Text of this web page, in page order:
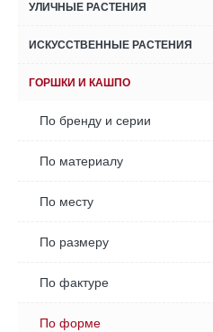
УЛИЧНЫЕ РАСТЕНИЯ
ИСКУССТВЕННЫЕ РАСТЕНИЯ
ГОРШКИ И КАШПО
По бренду и серии
По материалу
По месту
По размеру
По фактуре
По форме